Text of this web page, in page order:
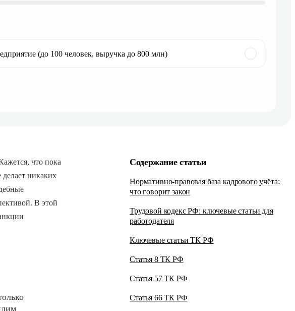
(до 100 человек, выручка до 800 млн)
что пока
никаких
В этой
Содержание статьи
Нормативно-правовая база кадрового учёта:
что говорит закон
Трудовой кодекс РФ: ключевые статьи для
работодателя
Ключевые статьи ТК РФ
Статья 8 ТК РФ
Статья 57 ТК РФ
Статья 66 ТК РФ